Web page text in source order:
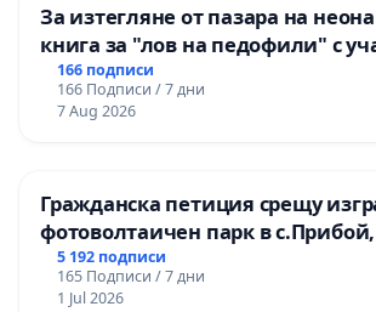
За изтегляне от пазара на
книга за "лов на педофили" с
деца
166 подписи
166 Подписи / 7 дни
7 Aug 2026
Гражданска петиция срещу
фотоволтаичен парк в
Радомир
5 192 подписи
165 Подписи / 7 дни
1 Jul 2026